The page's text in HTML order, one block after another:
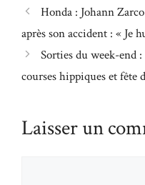
Honda : Johann
après son accident : « Je
Sorties du week-end
courses hippiques et fête
Laisser un